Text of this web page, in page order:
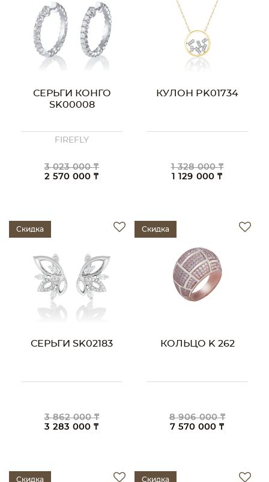
СЕРЬГИ КОНГО
SK00008
FIREFLY
3 023 000 ₸
2 570 000 ₸
КУЛОН PK01734
1 328 000 ₸
1 129 000 ₸
Скидка
СЕРЬГИ SK02183
3 862 000 ₸
3 283 000 ₸
Скидка
КОЛЬЦО K 262
8 906 000 ₸
7 570 000 ₸
Скидка Скидка